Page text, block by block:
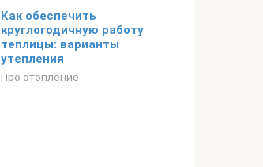
Как обеспечить
круглогодичную работу
теплицы: варианты
утепления
Про отопление